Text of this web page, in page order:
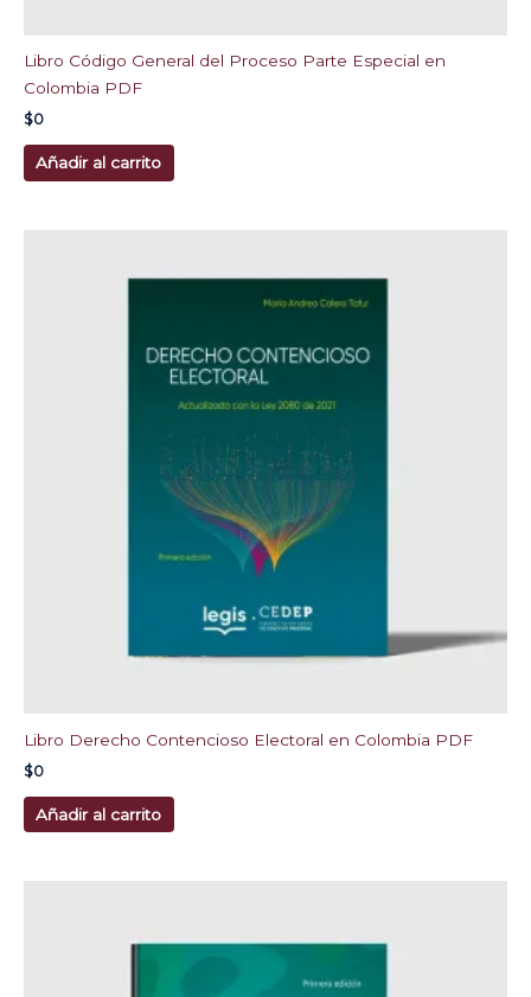
Libro Código General del Proceso Parte Especial en
Colombia PDF
$0
Añadir al carrito
Libro Derecho Contencioso Electoral en Colombia PDF
$0
Añadir al carrito